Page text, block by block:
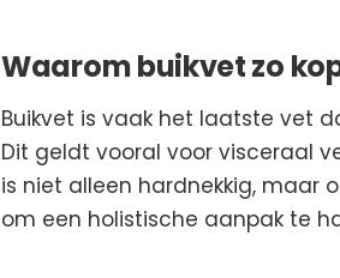
Waarom buikvet zo
Buikvet is vaak het laatste vet
Dit geldt vooral voor visceraal
is niet alleen hardnekkig, maar
om een holistische aanpak te